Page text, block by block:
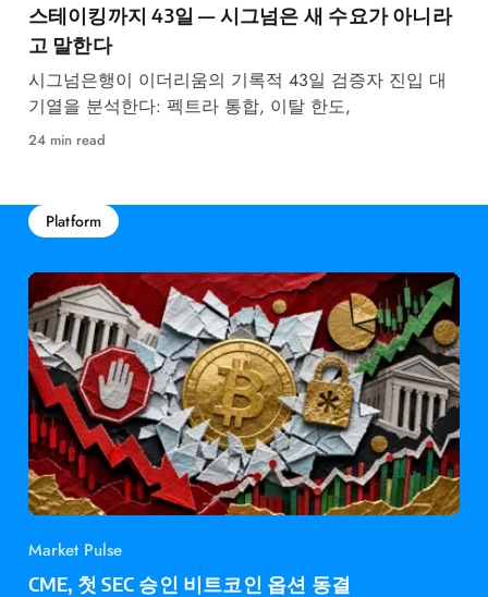
스테이킹까지 43일 — 시그넘은 새 수요가 아니라
고 말한다
시그넘은행이 이더리움의 기록적 43일 검증자 진입 대
기열을 분석한다: 펙트라 통합, 이탈 한도,
24 min read
Platform
Market Pulse
CME, 첫 SEC 승인 비트코인 옵션 동결